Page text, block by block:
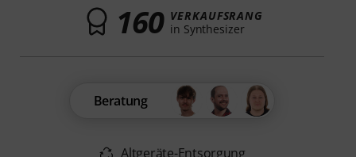
160 VERKAUFSRANG
in Synthesizer
Beratung
Altgeräte-Entsorgung